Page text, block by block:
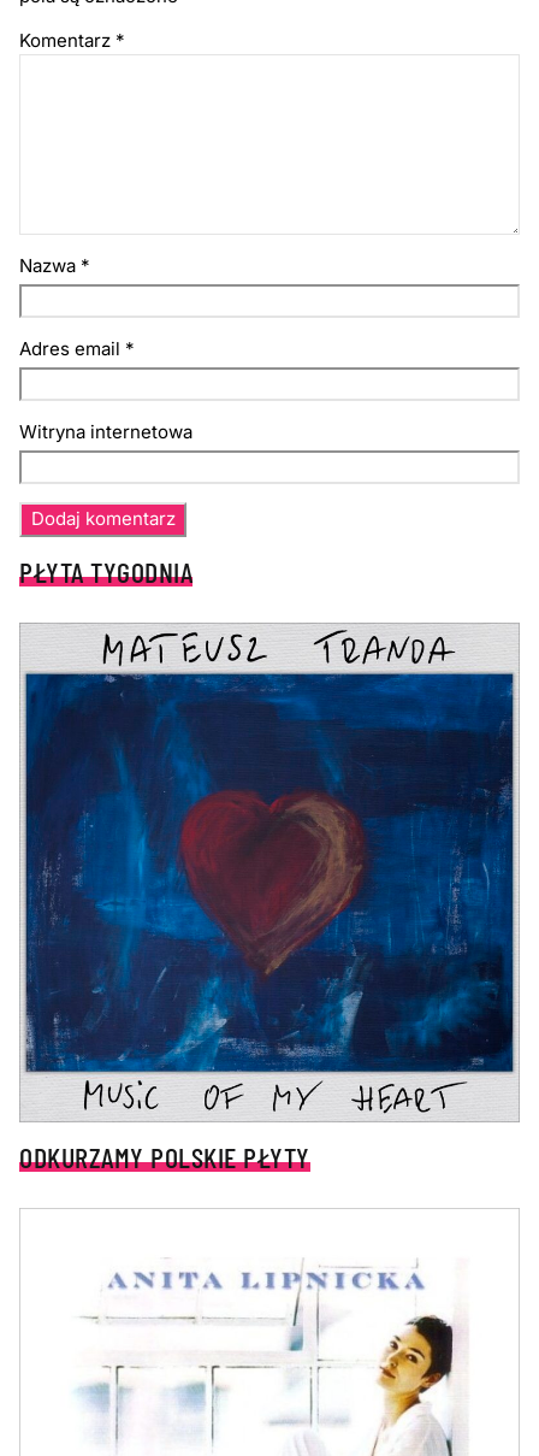
Komentarz *
Nazwa *
Adres email *
Witryna internetowa
PŁYTA TYGODNIA
ODKURZAMY POLSKIE PŁYTY